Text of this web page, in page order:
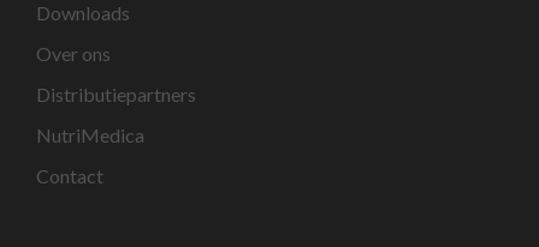
Downloads
Over ons
Distributiepartners
NutriMedica
Contact